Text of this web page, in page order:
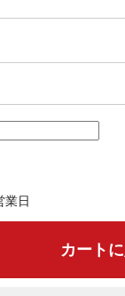
業日
カート